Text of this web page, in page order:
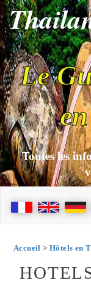
Le
Toutes les
Accueil > Hôtels en